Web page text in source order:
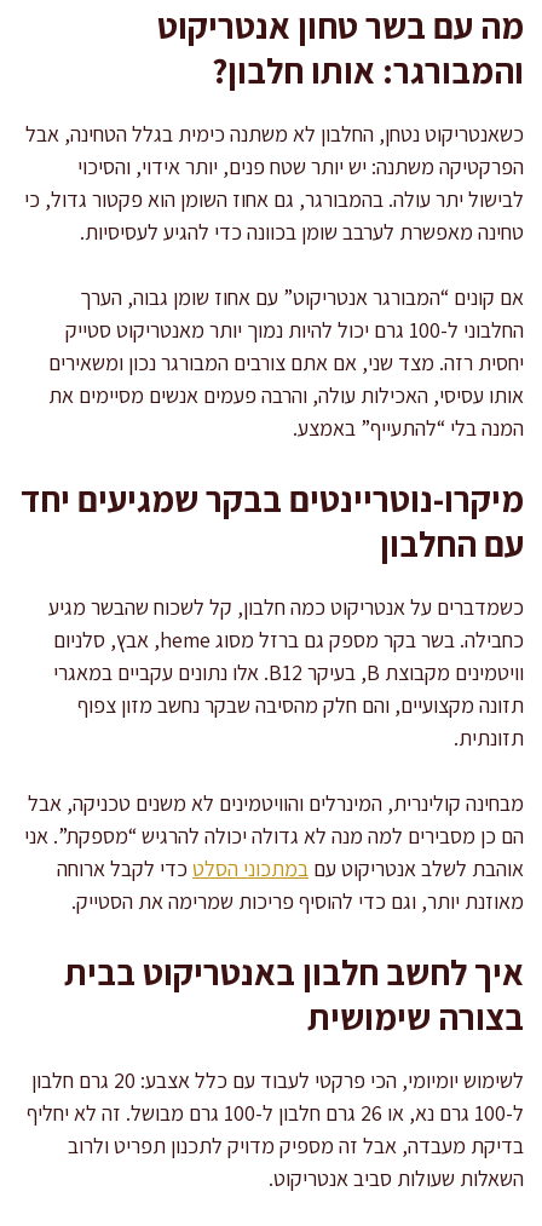
מה עם בשר טחון אנטריקוט
והמבורגר: אותו חלבון?
כשאנטריקוט נטחן, החלבון לא משתנה כימית בגלל הטחינה, אבל
הפרקטיקה משתנה: יש יותר שטח פנים, יותר אידוי, והסיכוי
לבישול יתר עולה. בהמבורגר, גם אחוז השומן הוא פקטור גדול, כי
טחינה מאפשרת לערבב שומן בכוונה כדי להגיע לעסיסיות.
אם קונים “המבורגר אנטריקוט” עם אחוז שומן גבוה, הערך
החלבוני ל-100 גרם יכול להיות נמוך יותר מאנטריקוט סטייק
יחסית רזה. מצד שני, אם אתם צורבים המבורגר נכון ומשאירים
אותו עסיסי, האכילות עולה, והרבה פעמים אנשים מסיימים את
המנה בלי “להתעייף” באמצע.
מיקרו-נוטריינטים בבקר שמגיעים יחד
עם החלבון
כשמדברים על אנטריקוט כמה חלבון, קל לשכוח שהבשר מגיע
כחבילה. בשר בקר מספק גם ברזל מסוג heme, אבץ, סלניום
וויטמינים מקבוצת B, בעיקר B12. אלו נתונים עקביים במאגרי
תזונה מקצועיים, והם חלק מהסיבה שבקר נחשב מזון צפוף
תזונתית.
מבחינה קולינרית, המינרלים והוויטמינים לא משנים טכניקה, אבל
הם כן מסבירים למה מנה לא גדולה יכולה להרגיש “מספקת”. אני
אוהבת לשלב אנטריקוט עם במתכוני הסלט כדי לקבל ארוחה
מאוזנת יותר, וגם כדי להוסיף פריכות שמרימה את הסטייק.
איך לחשב חלבון באנטריקוט בבית
בצורה שימושית
לשימוש יומיומי, הכי פרקטי לעבוד עם כלל אצבע: 20 גרם חלבון
ל-100 גרם נא, או 26 גרם חלבון ל-100 גרם מבושל. זה לא יחליף
בדיקת מעבדה, אבל זה מספיק מדויק לתכנון תפריט ולרוב
השאלות שעולות סביב אנטריקוט.